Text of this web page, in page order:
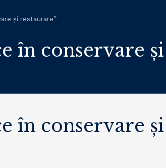
și restaurare”
în conservare
în conservare